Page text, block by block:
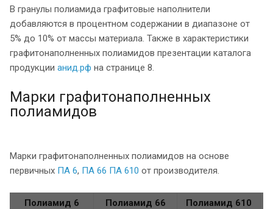
В гранулы полиамида графитовые наполнители
добавляются в процентном содержании в диапазоне от
5% до 10% от массы материала. Также в характеристики
графитонаполненных полиамидов презентации каталога
продукции анид.рф на странице 8.
Марки графитонаполненных
полиамидов
Марки графитонаполненных полиамидов на основе
первичных ПА 6, ПА 66 ПА 610 от производителя.
Полиамид 6 Полиамид 66
Полиамид 610